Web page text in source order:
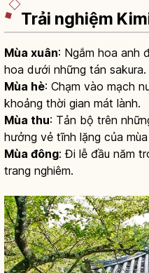
Trải nghiệm
Mùa xuân: Ngắm hoa anh
hoa dưới những tán sakura.
Mùa hè: Chạm vào mạch
khoảng thời gian mát lành.
Mùa thu: Tản bộ trên
hưởng vẻ tĩnh lặng của
Mùa đông: Đi lễ đầu năm
trang nghiêm.